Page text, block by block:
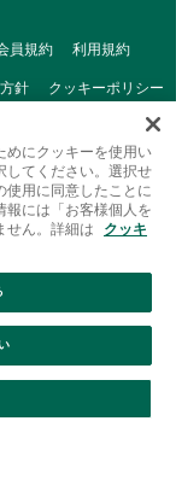
替え
員規約 利用規約
針 クッキーポリシー
オンラインストアで
紅茶・焼き菓子など、
ます。
めにクッキーを使用い
してください。選択せ
使用に同意したことに
報には「お客様個人を
せん。詳細は
クッキ